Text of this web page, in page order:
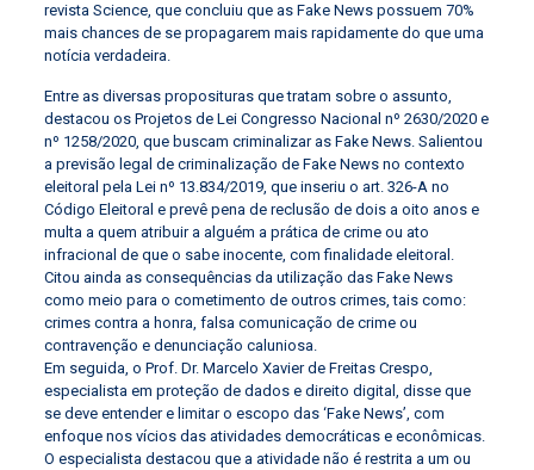
revista Science, que concluiu que as Fake News possuem 70%
mais chances de se propagarem mais rapidamente do que uma
notícia verdadeira.
Entre as diversas proposituras que tratam sobre o assunto,
destacou os Projetos de Lei Congresso Nacional nº 2630/2020 e
nº 1258/2020, que buscam criminalizar as Fake News. Salientou
a previsão legal de criminalização de Fake News no contexto
eleitoral pela Lei nº 13.834/2019, que inseriu o art. 326-A no
Código Eleitoral e prevê pena de reclusão de dois a oito anos e
multa a quem atribuir a alguém a prática de crime ou ato
infracional de que o sabe inocente, com finalidade eleitoral.
Citou ainda as consequências da utilização das Fake News
como meio para o cometimento de outros crimes, tais como:
crimes contra a honra, falsa comunicação de crime ou
contravenção e denunciação caluniosa.
Em seguida, o Prof. Dr. Marcelo Xavier de Freitas Crespo,
especialista em proteção de dados e direito digital, disse que
se deve entender e limitar o escopo das ‘Fake News’, com
enfoque nos vícios das atividades democráticas e econômicas.
O especialista destacou que a atividade não é restrita a um ou